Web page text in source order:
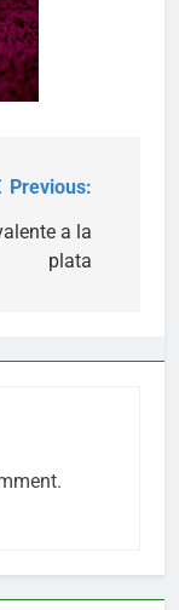
Previous:
a la
plata